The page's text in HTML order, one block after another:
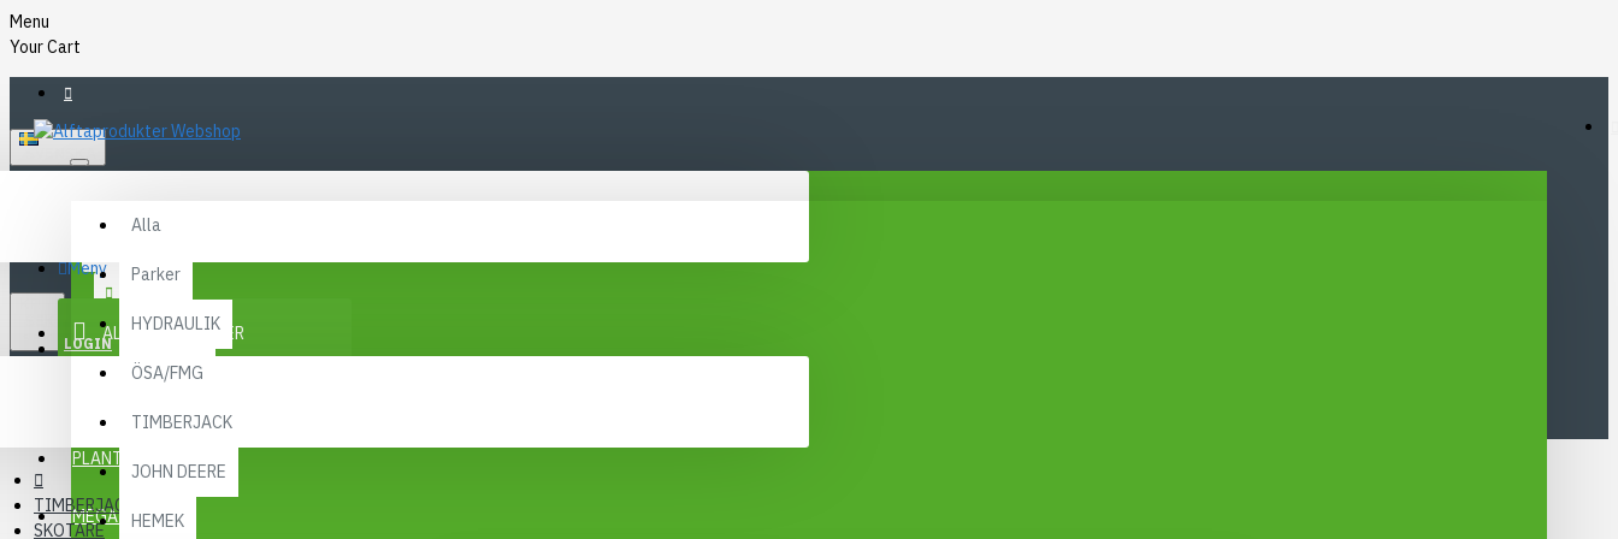
Menu
Your Cart
SEK
Alla
Parker
HYDRAULIK
ÖSA/FMG
TIMBERJACK
JOHN DEERE
HEMEK
KONTAKT
Meny
ALLA KATEGORIER
PLANTMA X
MEGA MENY
LOGIN
REGISTER
TIMBERJACK
SKOTARE